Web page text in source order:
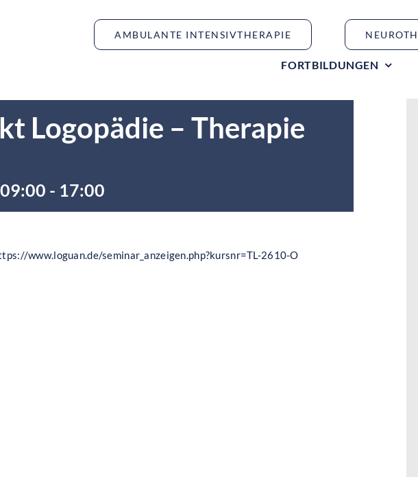
AMBULANTE INTENSIVTHERAPIE
FORTBILDUNGEN
Logopädie – Therapie
- 17:00
www.loguan.de/seminar_anzeigen.php?kursnr=TL-2610-O